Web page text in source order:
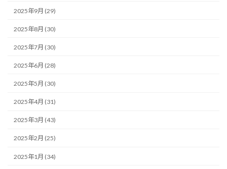
2025年9月 (29)
2025年8月 (30)
2025年7月 (30)
2025年6月 (28)
2025年5月 (30)
2025年4月 (31)
2025年3月 (43)
2025年2月 (25)
2025年1月 (34)